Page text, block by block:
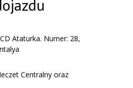
Ataturka. Numer: 28,
Centralny oraz